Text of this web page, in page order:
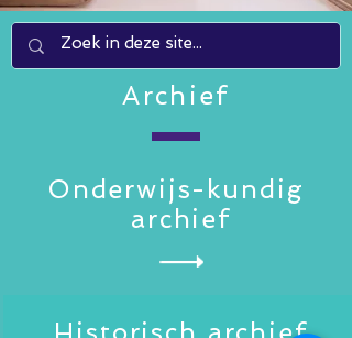
Archief
Onderwijs-kundig
archief
Historisch archief